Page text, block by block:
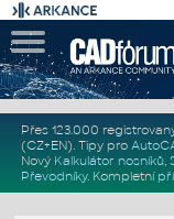
Přes 123.000
(CZ+EN). Tipy pro
Nový Kalkulátor nosníků,
Převodníky. Kompletní